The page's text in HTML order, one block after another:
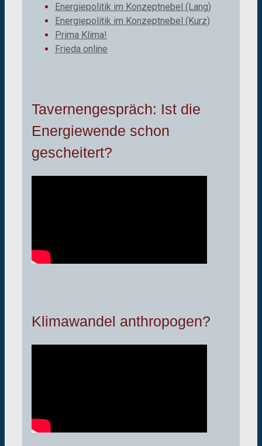
Energiepolitik im Konzeptnebel (Lang)
Energiepolitik im Konzeptnebel (Kurz)
Prima Klima!
Frieda online
Tavernengespräch: Ist die
Energiewende schon
gescheitert?
Klimawandel anthropogen?